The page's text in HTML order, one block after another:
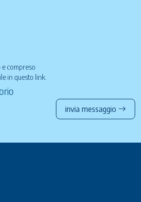
compreso
in questo link
invia messaggio